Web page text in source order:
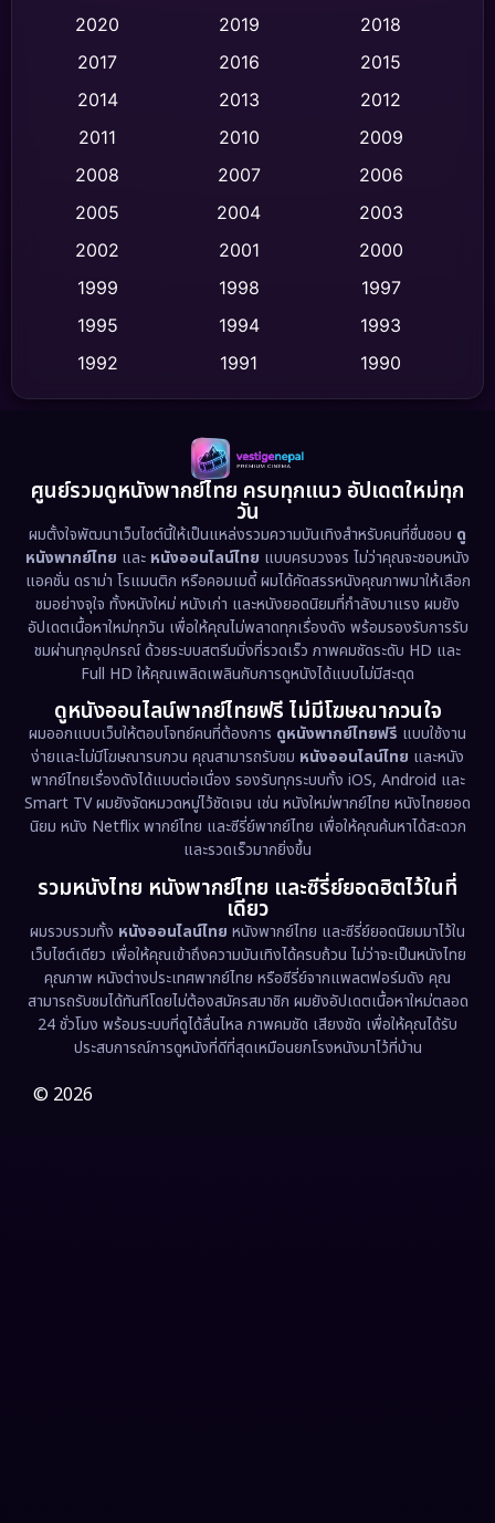
Classic หนังคลาสสิก (47)
Comedy ตลก (446)
Crime อาชญากรรม (520)
Cult Film
Dance เต้น (10)
Detective สืบสวน (75)
Disaster (13)
Disney+ (5)
Documentary สารคดี (93)
Drama ดราม่า (1,486)
Dystopian (17)
Emotional (61)
Epic มหากาพย์ (221)
Erotic (36)
Family ครอบครัว (369)
Fantasy จินตนาการ (331)
Fiction (9)
Film (57)
Gothic
2020
2019
2018
2017
2016
2015
2014
2013
2012
2011
2010
2009
2008
2007
2006
2005
2004
2003
2002
2001
2000
1999
1998
1997
1995
1994
1993
1992
1991
1990
1989
1988
1986
1983
1978
1974
1962
ศูนย์รวมดูหนังพากย์ไทย ครบทุกแนว อัปเดตใหม่ทุก
วัน
ผมตั้งใจพัฒนาเว็บไซต์นี้ให้เป็นแหล่งรวมความบันเทิงสำหรับคนที่ชื่นชอบ ดู
หนังพากย์ไทย และ หนังออนไลน์ไทย แบบครบวงจร ไม่ว่าคุณจะชอบหนัง
แอคชั่น ดราม่า โรแมนติก หรือคอมเมดี้ ผมได้คัดสรรหนังคุณภาพมาให้เลือก
ชมอย่างจุใจ ทั้งหนังใหม่ หนังเก่า และหนังยอดนิยมที่กำลังมาแรง ผมยัง
อัปเดตเนื้อหาใหม่ทุกวัน เพื่อให้คุณไม่พลาดทุกเรื่องดัง พร้อมรองรับการรับ
ชมผ่านทุกอุปกรณ์ ด้วยระบบสตรีมมิ่งที่รวดเร็ว ภาพคมชัดระดับ HD และ
Full HD ให้คุณเพลิดเพลินกับการดูหนังได้แบบไม่มีสะดุด
ดูหนังออนไลน์พากย์ไทยฟรี ไม่มีโฆษณากวนใจ
ผมออกแบบเว็บให้ตอบโจทย์คนที่ต้องการ ดูหนังพากย์ไทยฟรี แบบใช้งาน
ง่ายและไม่มีโฆษณารบกวน คุณสามารถรับชม หนังออนไลน์ไทย และหนัง
พากย์ไทยเรื่องดังได้แบบต่อเนื่อง รองรับทุกระบบทั้ง iOS, Android และ
Smart TV ผมยังจัดหมวดหมู่ไว้ชัดเจน เช่น หนังใหม่พากย์ไทย หนังไทยยอด
นิยม หนัง Netflix พากย์ไทย และซีรี่ย์พากย์ไทย เพื่อให้คุณค้นหาได้สะดวก
และรวดเร็วมากยิ่งขึ้น
รวมหนังไทย หนังพากย์ไทย และซีรี่ย์ยอดฮิตไว้ในที่
เดียว
ผมรวบรวมทั้ง หนังออนไลน์ไทย หนังพากย์ไทย และซีรี่ย์ยอดนิยมมาไว้ใน
เว็บไซต์เดียว เพื่อให้คุณเข้าถึงความบันเทิงได้ครบถ้วน ไม่ว่าจะเป็นหนังไทย
คุณภาพ หนังต่างประเทศพากย์ไทย หรือซีรี่ย์จากแพลตฟอร์มดัง คุณ
สามารถรับชมได้ทันทีโดยไม่ต้องสมัครสมาชิก ผมยังอัปเดตเนื้อหาใหม่ตลอด
24 ชั่วโมง พร้อมระบบที่ดูได้ลื่นไหล ภาพคมชัด เสียงชัด เพื่อให้คุณได้รับ
ประสบการณ์การดูหนังที่ดีที่สุดเหมือนยกโรงหนังมาไว้ที่บ้าน
© 2026